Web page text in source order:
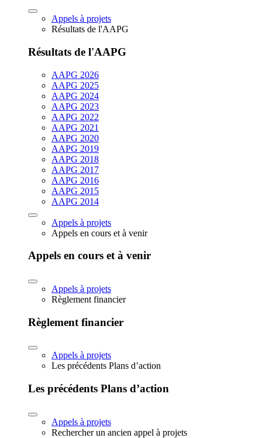
Appels à projets
Résultats de l'AAPG
Résultats de l'AAPG
AAPG 2026
AAPG 2025
AAPG 2024
AAPG 2023
AAPG 2022
AAPG 2021
AAPG 2020
AAPG 2019
AAPG 2018
AAPG 2017
AAPG 2016
AAPG 2015
AAPG 2014
Appels à projets
Appels en cours et à venir
Appels en cours et à venir
Appels à projets
Règlement financier
Règlement financier
Appels à projets
Les précédents Plans d’action
Les précédents Plans d’action
Appels à projets
Rechercher un ancien appel à projets